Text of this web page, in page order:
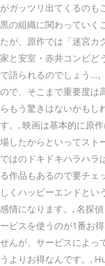
がガッツリ出てくるのも
黒の組織に関わっていく
たが、原作では「迷宮カ
家と安室・赤井コンビど
で語られるのでしょう…
ので、そこまで重要度は
らもう驚きはないかもし
す。, 映画は基本的に原
場したからといってスト
ではのドキドキハラハラ
る作品もあるので要チェ
しくハッピーエンドと
感情になります。, 名探
ービスを使うのが1番お
せんが、サービスによっ
うよりお得なんです。,